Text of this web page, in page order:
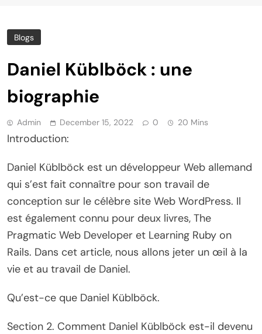
Blogs
Daniel Küblböck : une
biographie
Admin December 15, 2022 0 20 Mins
Introduction:
Daniel Küblböck est un développeur Web allemand
qui s’est fait connaître pour son travail de
conception sur le célèbre site Web WordPress. Il
est également connu pour deux livres, The
Pragmatic Web Developer et Learning Ruby on
Rails. Dans cet article, nous allons jeter un œil à la
vie et au travail de Daniel.
Qu’est-ce que Daniel Küblböck.
Section 2. Comment Daniel Küblböck est-il devenu